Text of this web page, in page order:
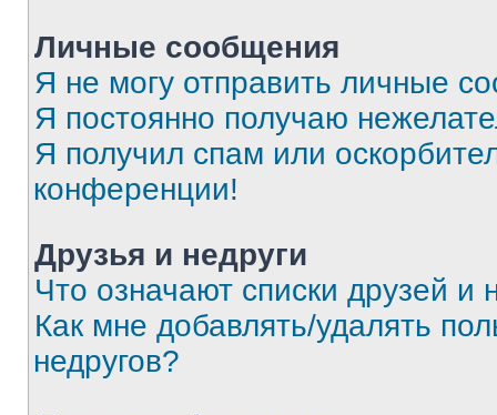
Личные сообщения
Я не могу отправить личные
Я постоянно получаю
Я получил спам или
конференции!
Друзья и недруги
Что означают списки друзей и
Как мне добавлять/удалять
недругов?